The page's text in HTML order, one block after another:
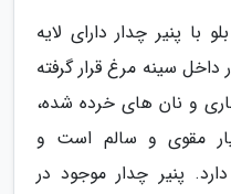
با پنیر چدار دارای لایه
سینه مرغ قرار گرفته
و نان های خرده شده،
مقوی و سالم است و
پنیر چدار موجود در